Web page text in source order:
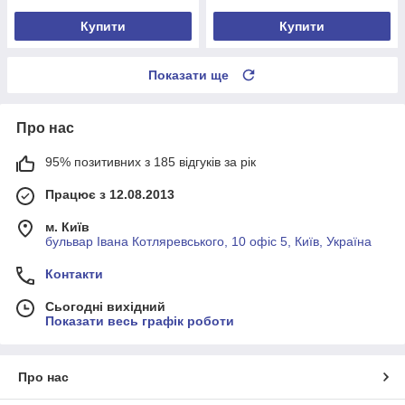
Купити Купити
Показати ще
Про нас
95% позитивних з 185 відгуків за рік
Працює з 12.08.2013
м. Київ
бульвар Івана Котляревського, 10 офіс 5, Київ, Україна
Контакти
Сьогодні вихідний
Показати весь графік роботи
Про нас